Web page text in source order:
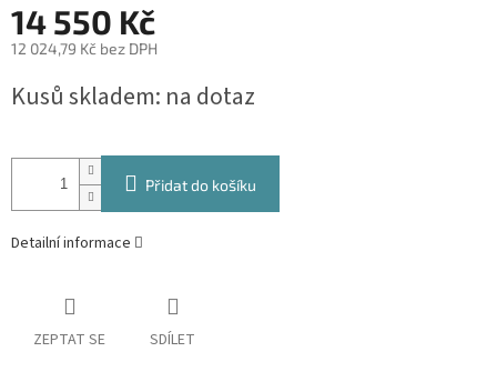
14 550 Kč
12 024,79 Kč bez DPH
cena:
Kusů skladem: na dotaz
Přidat do košíku
Detailní informace
ZEPTAT SE SDÍLET